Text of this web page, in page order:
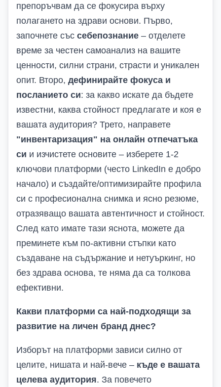
препоръчвам да се фокусира върху
полагането на здрави основи. Първо,
започнете със себепознание – отделете
време за честен самоанализ на вашите
ценности, силни страни, страсти и уникален
опит. Второ, дефинирайте фокуса и
посланието си: за какво искате да бъдете
известни, каква стойност предлагате и коя е
вашата аудитория? Трето, направете
"инвентаризация" на онлайн отпечатъка
си и изчистете основите – изберете 1-2
ключови платформи (често LinkedIn е добро
начало) и създайте/оптимизирайте профила
си с професионална снимка и ясно резюме,
отразяващо вашата автентичност и стойност.
След като имате тази яснота, можете да
преминете към по-активни стъпки като
създаване на съдържание и нетуъркинг, но
без здрава основа, те няма да са толкова
ефективни.
Какви платформи са най-подходящи за
развитие на личен бранд днес?
Изборът на платформи зависи силно от
целите, нишата и най-вече – къде е вашата
целева аудитория. За повечето